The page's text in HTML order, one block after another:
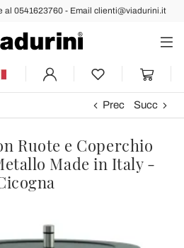
al 0541623760 - Email clienti@viadurini.it
Prec Succ
Ruote e Coperchio
Made in Italy -